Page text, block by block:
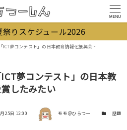
MENU
りスケジュール2026
ンテスト」の日本教育情報化振興会賞を受賞したみたい
夢コンテスト」の日本教
したみたい
25日 12:00 著者 モモ＠ひらつー カテゴリー
話題